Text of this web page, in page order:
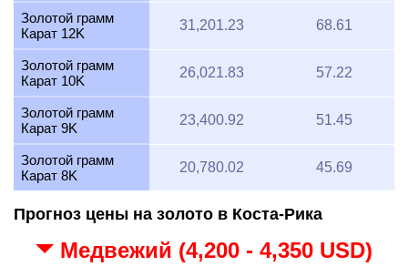
Золотой грамм
Карат 12K
31,201.23 68.61
Золотой грамм
Карат 10K
26,021.83 57.22
Золотой грамм
Карат 9K
23,400.92 51.45
Золотой грамм
Карат 8K
20,780.02 45.69
Прогноз цены на золото в Коста-Рика
Медвежий (4,200 - 4,350 USD)